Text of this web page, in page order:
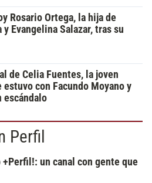
Rosario Ortega, la hija de
Evangelina Salazar, tras su
de Celia Fuentes, la joven
estuvo con Facundo Moyano y
escándalo
Perfil
+Perfil!: un canal con gente que